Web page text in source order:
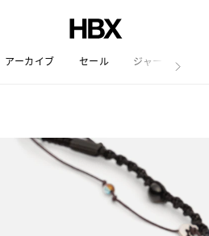
アーカイブ セール ジャーナル